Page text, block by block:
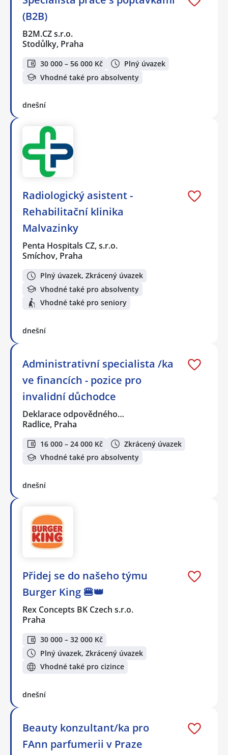
(B2B)
B2M.CZ s.r.o.
Stodůlky, Praha
30 000 – 56 000 Kč
Plný úvazek
Vhodné také pro absolventy
dnešní
Radiologický asistent -
Rehabilitační klinika
Malvazinky
Penta Hospitals CZ, s.r.o.
Smíchov, Praha
Plný úvazek, Zkrácený úvazek
Vhodné také pro absolventy
Vhodné také pro seniory
dnešní
Administrativní specialista /ka
ve financích - pozice pro
invalidní důchodce
Deklarace odpovědného…
Radlice, Praha
16 000 – 24 000 Kč
Zkrácený úvazek
Vhodné také pro absolventy
dnešní
Přidej se do našeho týmu
Burger King 🍔👑
Rex Concepts BK Czech s.r.o.
Praha
30 000 – 32 000 Kč
Plný úvazek, Zkrácený úvazek
Vhodné také pro cizince
dnešní
Beauty konzultant/ka pro
FAnn parfumerii v Praze